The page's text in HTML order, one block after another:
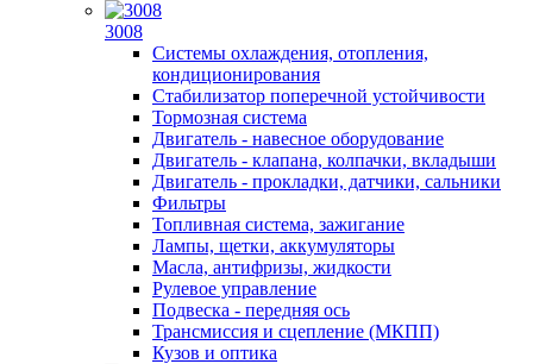
3008
Системы охлаждения, отопления,
кондиционирования
Стабилизатор поперечной устойчивости
Тормозная система
Двигатель - навесное оборудование
Двигатель - клапана, колпачки, вкладыши
Двигатель - прокладки, датчики, сальники
Фильтры
Топливная система, зажигание
Лампы, щетки, аккумуляторы
Масла, антифризы, жидкости
Рулевое управление
Подвеска - передняя ось
Трансмиссия и сцепление (МКПП)
Кузов и оптика